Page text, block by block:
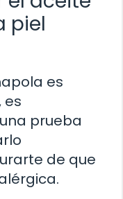
piel
es
es
prueba
de que